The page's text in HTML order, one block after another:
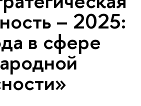
– 2025:
в сфере